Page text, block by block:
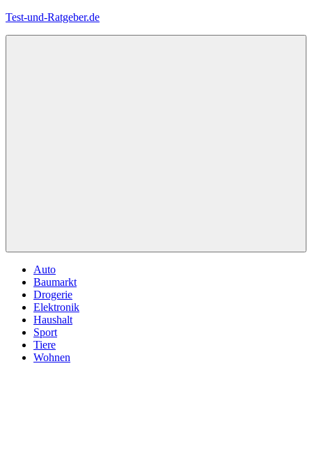
Zum
Test-und-Ratgeber.de
Auto
Baumarkt
Drogerie
Elektronik
Haushalt
Sport
Tiere
Wohnen